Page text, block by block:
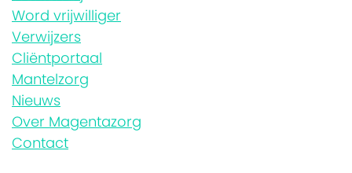
Word vrijwilliger
Verwijzers
Cliëntportaal
Mantelzorg
Nieuws
Over Magentazorg
Contact